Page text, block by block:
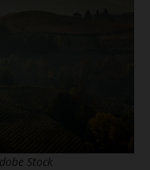
Stock